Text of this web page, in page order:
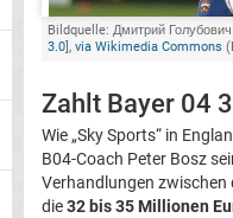
Bildquelle: Дмитрий Голубович
3.0], via Wikimedia Commons
Zahlt Bayer 04
Wie „Sky Sports“ in
B04-Coach Peter Bosz
Verhandlungen
die32 bis 35 Millionen